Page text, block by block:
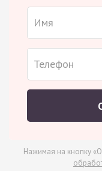
Нажимая на кнопку